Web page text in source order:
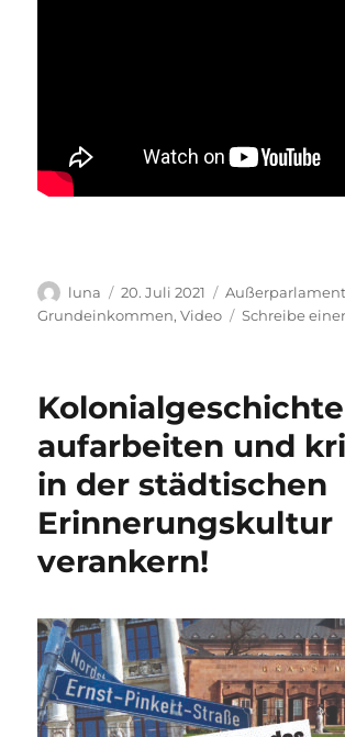
Autor
luna
Veröffentlicht
am
20. Juli 2021 Kategorien
Grundeinkommen,Video Schreibe
Kolonialgeschichte
aufarbeiten und
in der städtischen
Erinnerungskultur
verankern!